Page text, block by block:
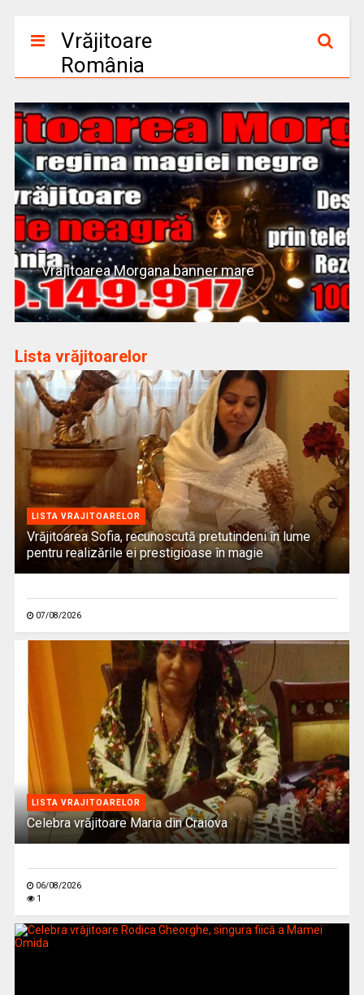
Vrăjitoare
România
Vrajitoarea Morgana banner mare
Lista vrăjitoarelor
LISTA VRAJITOARELOR
Vrăjitoarea Sofia, recunoscută pretutindeni în lume
pentru realizările ei prestigioase în magie
07/08/2026
LISTA VRAJITOARELOR
Celebra vrăjitoare Maria din Craiova
06/08/2026
1